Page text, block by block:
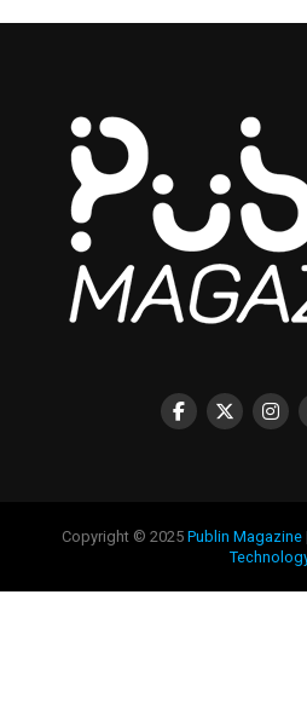
Copyright © 2025Publin Magazine